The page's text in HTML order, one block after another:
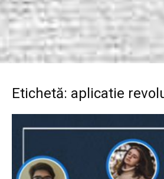
Etichetă: aplicatie